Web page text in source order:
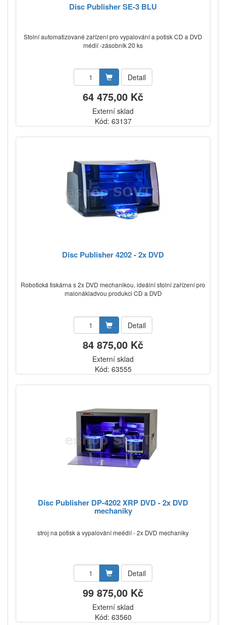
Disc Publisher SE-3 BLU
Stolní automatizované zařízení pro vypalování a potisk CD a DVD
médií -zásobník 20 ks
Detail
64 475,00 Kč
Externí sklad
Kód: 63137
Disc Publisher 4202 - 2x DVD
Robotická tiskárna s 2x DVD mechanikou, ideální stolní zařízení pro
malonákladvou produkci CD a DVD
Detail
84 875,00 Kč
Externí sklad
Kód: 63555
Disc Publisher DP-4202 XRP DVD - 2x DVD
mechaniky
stroj na potisk a vypalování meédií - 2x DVD mechaniky
Detail
99 875,00 Kč
Externí sklad
Kód: 63560